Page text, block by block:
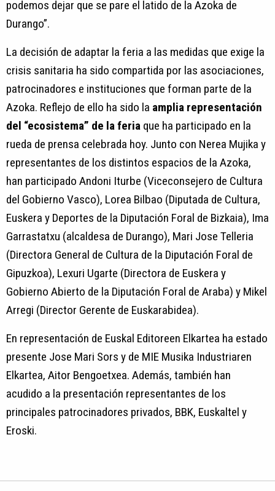
podemos dejar que se pare el latido de la Azoka de
Durango”.
La decisión de adaptar la feria a las medidas que exige la
crisis sanitaria ha sido compartida por las asociaciones,
patrocinadores e instituciones que forman parte de la
Azoka. Reflejo de ello ha sido la amplia representación
del “ecosistema” de la feria que ha participado en la
rueda de prensa celebrada hoy. Junto con Nerea Mujika y
representantes de los distintos espacios de la Azoka,
han participado Andoni Iturbe (Viceconsejero de Cultura
del Gobierno Vasco), Lorea Bilbao (Diputada de Cultura,
Euskera y Deportes de la Diputación Foral de Bizkaia), Ima
Garrastatxu (alcaldesa de Durango), Mari Jose Telleria
(Directora General de Cultura de la Diputación Foral de
Gipuzkoa), Lexuri Ugarte (Directora de Euskera y
Gobierno Abierto de la Diputación Foral de Araba) y Mikel
Arregi (Director Gerente de Euskarabidea).
En representación de Euskal Editoreen Elkartea ha estado
presente Jose Mari Sors y de MIE Musika Industriaren
Elkartea, Aitor Bengoetxea. Además, también han
acudido a la presentación representantes de los
principales patrocinadores privados, BBK, Euskaltel y
Eroski.